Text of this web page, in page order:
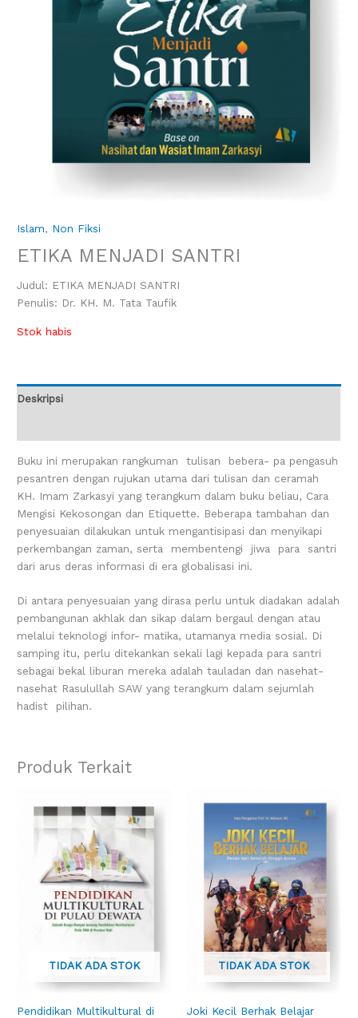
Islam, Non Fiksi
ETIKA MENJADI SANTRI
Judul: ETIKA MENJADI SANTRI
Penulis: Dr. KH. M. Tata Taufik
Stok habis
Deskripsi
Buku ini merupakan rangkuman tulisan bebera- pa pengasuh
pesantren dengan rujukan utama dari tulisan dan ceramah
KH. Imam Zarkasyi yang terangkum dalam buku beliau, Cara
Mengisi Kekosongan dan Etiquette. Beberapa tambahan dan
penyesuaian dilakukan untuk mengantisipasi dan menyikapi
perkembangan zaman, serta membentengi jiwa para santri
dari arus deras informasi di era globalisasi ini.
Di antara penyesuaian yang dirasa perlu untuk diadakan adalah
pembangunan akhlak dan sikap dalam bergaul dengan atau
melalui teknologi infor- matika, utamanya media sosial. Di
samping itu, perlu ditekankan sekali lagi kepada para santri
sebagai bekal liburan mereka adalah tauladan dan nasehat-
nasehat Rasulullah SAW yang terangkum dalam sejumlah
hadist pilihan.
Produk Terkait
TIDAK ADA STOK
Pendidikan Multikultural di
TIDAK ADA STOK
Joki Kecil Berhak Belajar